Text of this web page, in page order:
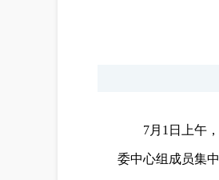
7月1日上午
委中心组成员集